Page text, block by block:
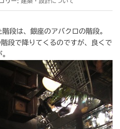
段は、銀座のアバクロの階段。
段で降りてくるのですが、良くで